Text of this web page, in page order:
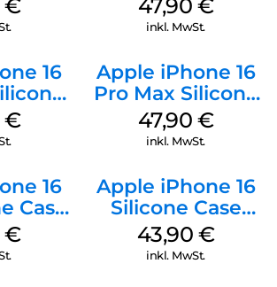
€ 47,90 €
inkl. MwSt.
16
€
Apple iPhone 16
Pro Max Silicone
Case MagSafe
Black
47,90 €
inkl. MwSt.
16
Case
€
Apple iPhone 16
Silicone Case
MagSafe Plum
43,90 €
inkl. MwSt.